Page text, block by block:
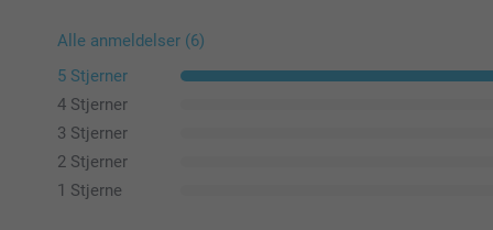
Alle anmeldelser (6)
5 Stjerner
4 Stjerner
3 Stjerner
2 Stjerner
1 Stjerne